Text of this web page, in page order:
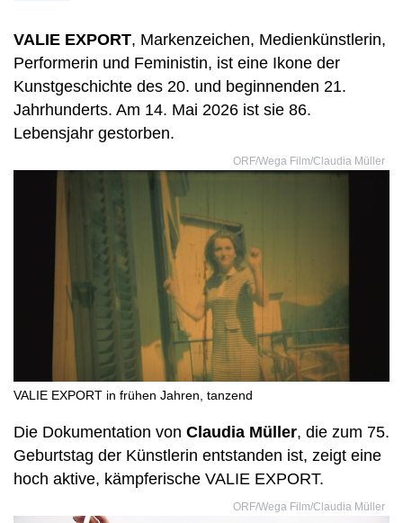
VALIE EXPORT, Markenzeichen, Medienkünstlerin,
Performerin und Feministin, ist eine Ikone der
Kunstgeschichte des 20. und beginnenden 21.
Jahrhunderts. Am 14. Mai 2026 ist sie 86.
Lebensjahr gestorben.
ORF/Wega Film/Claudia Müller
VALIE EXPORT in frühen Jahren, tanzend
Die Dokumentation von Claudia Müller, die zum 75.
Geburtstag der Künstlerin entstanden ist, zeigt eine
hoch aktive, kämpferische VALIE EXPORT.
ORF/Wega Film/Claudia Müller